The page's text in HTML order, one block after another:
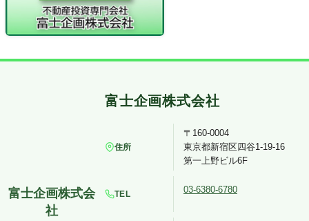
住所
〒160-0004
東京都新宿区四谷1-19-16
第一上野ビル6F
TEL 03-6380-6780